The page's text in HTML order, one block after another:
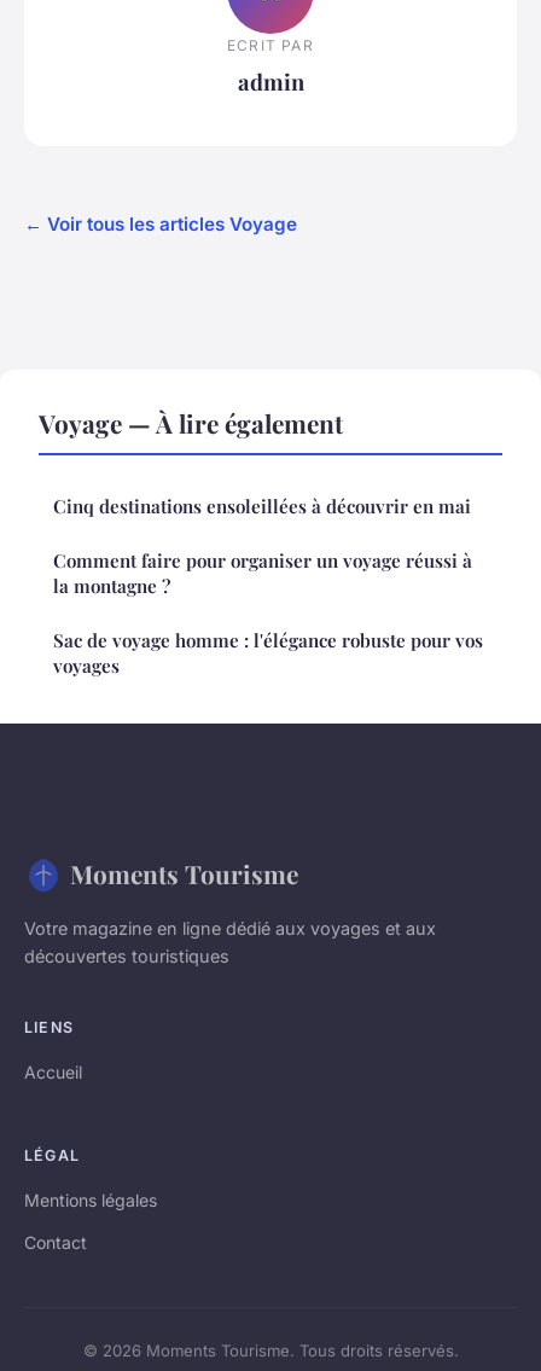
ECRIT PAR
admin
← Voir tous les articles Voyage
Voyage — À lire également
Cinq destinations ensoleillées à découvrir en mai
Comment faire pour organiser un voyage réussi à
la montagne ?
Sac de voyage homme : l'élégance robuste pour vos
voyages
Moments Tourisme
Votre magazine en ligne dédié aux voyages et aux
découvertes touristiques
LIENS
Accueil
LÉGAL
Mentions légales
Contact
© 2026 Moments Tourisme. Tous droits réservés.